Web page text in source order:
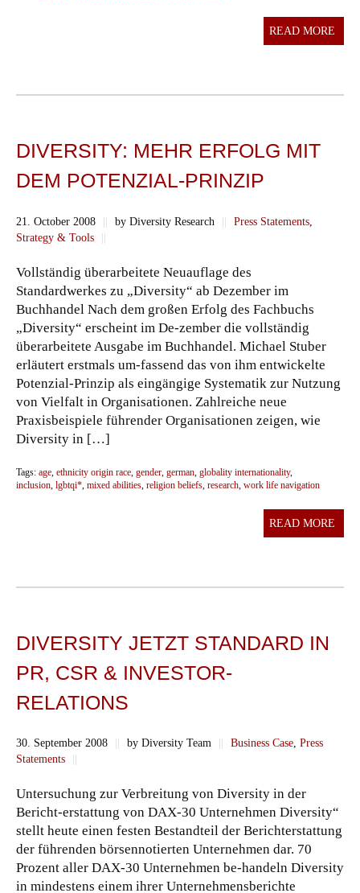
READ MORE
DIVERSITY: MEHR ERFOLG MIT
DEM POTENZIAL-PRINZIP
21. October 2008 || by Diversity Research || Press Statements
Strategy & Tools
||
Vollständig überarbeitete Neuauflage des
Standardwerkes zu „Diversity“ ab Dezember im
Buchhandel Nach dem großen Erfolg des Fachbuchs
„Diversity“ erscheint im De-zember die vollständig
überarbeitete Ausgabe im Buchhandel. Michael Stuber
erläutert erstmals um-fassend das von ihm entwickelte
Potenzial-Prinzip als eingängige Systematik zur Nutzung
von Vielfalt in Organisationen. Zahlreiche neue
Praxisbeispiele führender Organisationen zeigen, wie
Diversity in […]
Tags: age, ethnicity origin race, gender, german, globality internationality,
inclusion, lgbtqi*, mixed abilities, religion beliefs, research, work life navigation
READ MORE
DIVERSITY JETZT STANDARD IN
PR, CSR & INVESTOR-
RELATIONS
30. September 2008 || by Diversity Team || Business Case, Press
Statements
||
Untersuchung zur Verbreitung von Diversity in der
Bericht-erstattung von DAX-30 Unternehmen Diversity“
stellt heute einen festen Bestandteil der Berichterstattung
der führenden börsennotierten Unternehmen dar. 70
Prozent aller DAX-30 Unternehmen be-handeln Diversity
in mindestens einem ihrer Unternehmensberichte